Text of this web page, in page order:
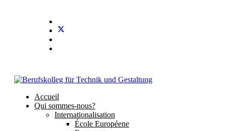
Accueil
Qui sommes-nous?
Internationalisation
École Européene